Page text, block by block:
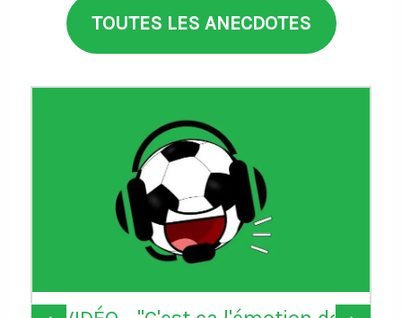
TOUTES LES ANECDOTES